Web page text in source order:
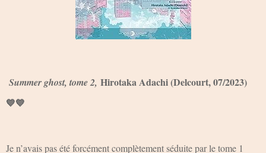
Summer ghost, tome 2, Hirotaka Adachi (Delcourt, 07/2023)
💙💙
Je n’avais pas été forcément complètement séduite par le tome 1